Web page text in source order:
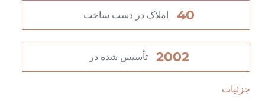
40 املاک در دست ساخت
2002 تأسیس شده در
جزئیات